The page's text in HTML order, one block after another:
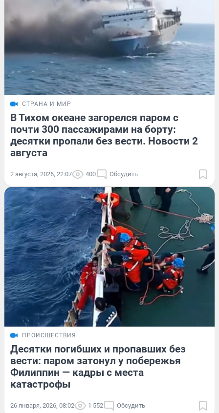
СТРАНА И МИР
В Тихом океане загорелся паром с
почти 300 пассажирами на борту:
десятки пропали без вести. Новости 2
августа
2 августа, 2026, 22:07 400 Обсудить
ПРОИСШЕСТВИЯ
Десятки погибших и пропавших без
вести: паром затонул у побережья
Филиппин — кадры с места
катастрофы
26 января, 2026, 08:02 1 552 Обсудить